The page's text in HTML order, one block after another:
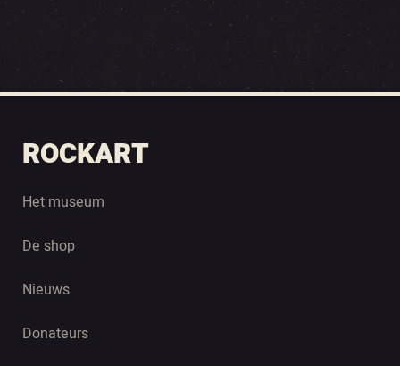
ROCKART
Het museum
De shop
Nieuws
Donateurs